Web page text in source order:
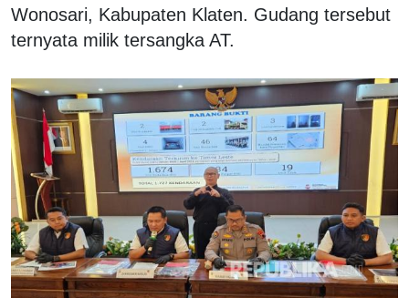
Wonosari, Kabupaten Klaten. Gudang tersebut
ternyata milik tersangka AT.